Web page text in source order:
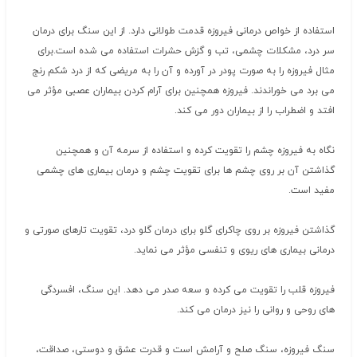
استفاده از خواص درمانی فیروزه قدمت طولانی دارد. از این سنگ برای درمان
سر درد، مشکلات چشمی، تب و گزش حشرات استفاده می شده است.برای
مثال فیروزه را به صورت پودر در آورده و آن را به مریضی که از درد شکم رنج
می برد می خوراندند. فیروزه همچنین برای آرام کردن بیماران عصبی مؤثر می
افتد و اضطراب را از بیماران دور می کند.
نگاه به فیروزه چشم را تقویت کرده و استفاده از سرمه آن و همچنین
گذاشتن آن بر روی چشم ها برای تقویت چشم و درمان بیماری های چشمی
مفید است.
گذاشتن فیروزه بر روی چاکرای گلو برای درمان گلو درد، تقویت تارهای صورتی و
درمانی بیماری های ریوی و تنفسی مؤثر می نماید.
فیروزه قلب را تقویت می کرده و سعه صدر می دهد. این سنگ، افسردگی
های روحی و روانی را نیز درمان می کند.
سنگ فیروزه، سنگ صلح و آرامش است و قدرت عشق و دوستی، صداقت،